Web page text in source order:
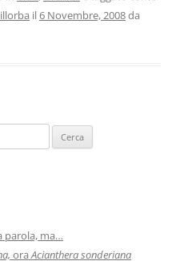
il6 Novembre, 2008da
parola, ma…
ora Acianthera sonderiana